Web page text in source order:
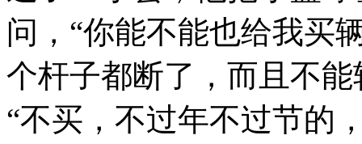
问，“你能不能也给我买
个杆子都断了，而且不能
“不买，不过年不过节的